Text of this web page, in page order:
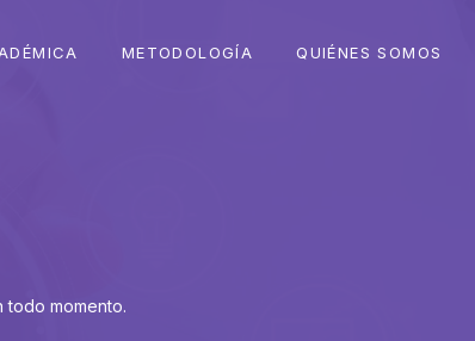
METODOLOGÍA QUIÉNES SOMOS
todo momento.